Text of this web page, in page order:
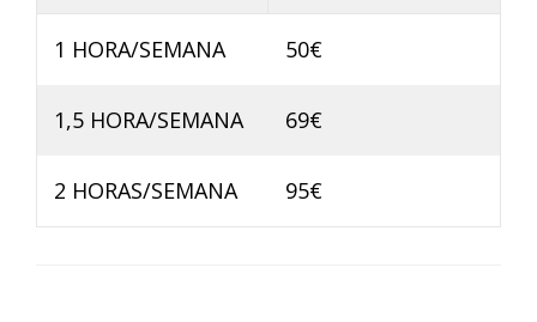
1 HORA/SEMANA 50€
1,5 HORA/SEMANA 69€
2 HORAS/SEMANA 95€